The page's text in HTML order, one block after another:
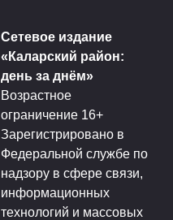
Сетевое издание
«Каларский район:
день за днём»
Возрастное
ограничение 16+
Зарегистрировано в
Федеральной службе по
надзору в сфере связи,
информационных
технологий и массовых